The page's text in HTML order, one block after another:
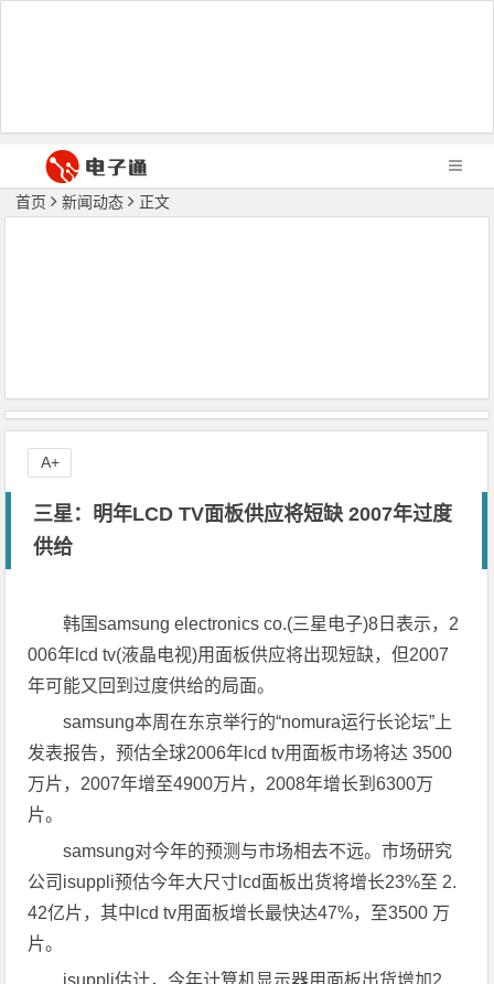
首页 新闻动态 正文
三星：明年LCD TV面板供应将短缺 2007年过度
供给
韩国samsung electronics co.(三星电子)8日表示，2
006年lcd tv(液晶电视)用面板供应将出现短缺，但2007
年可能又回到过度供给的局面。
samsung本周在东京举行的“nomura运行长论坛”上
发表报告，预估全球2006年lcd tv用面板市场将达 3500
万片，2007年增至4900万片，2008年增长到6300万
片。
samsung对今年的预测与市场相去不远。市场研究
公司isuppli预估今年大尺寸lcd面板出货将增长23%至 2.
42亿片，其中lcd tv用面板增长最快达47%，至3500 万
片。
isuppli估计，今年计算机显示器用面板出货增加2
A+